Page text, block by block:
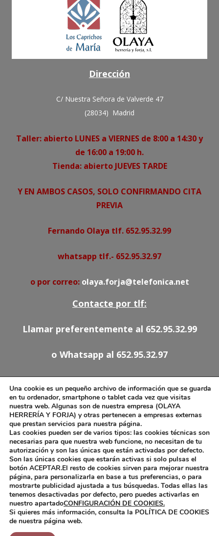
Dirección
C/ Nuestra Señora de Valverde 47
(28034) Madrid
Taller: abierto LUNES a VIERNES de 8:00 a 14:30 y
de 16:00 a 19:00 h.
Tienda: abierto JUEVES TARDE
Y EN AMBOS CASOS, SOLO CONFIRMANDO CITA
PREVIA
Fernando Olaya tlf. 652.95.32.99
whatsapp tlf.- 652.95.32.97
o por correo: olaya.forja@telefonica.net
Contacte por tlf:
Llamar preferentemente al 652.95.32.99
o Whatsapp al 652.95.32.97
91.527.54.78
652.95.32.97
olaya.forja@telefonica.net
Aviso Legal
Política de Cookies
Diseño web por Pinkstone™
Una cookie es un pequeño archivo de información que se guarda
en tu ordenador, smartphone o tablet cada vez que visitas
nuestra web. Algunas son de nuestra empresa (OLAYA
HERRERÍA Y FORJA) y otras pertenecen a empresas externas
que prestan servicios para nuestra página.
Las cookies pueden ser de varios tipos: las cookies técnicas son
necesarias para que nuestra web funcione, no necesitan de tu
autorización y son las únicas que están activadas por defecto.
Son las únicas cookies que estarán activas si solo pulsas el
botón ACEPTAR.El resto de cookies sirven para mejorar nuestra
página, para personalizarla en base a tus preferencias, o para
mostrarte publicidad ajustada a tus búsquedas. Todas ellas las
tenemos desactivadas por defecto, pero puedes activarlas en
nuestro apartadoCONFIGURACIÓN DE COOKIES.
Si quieres más información, consulta la POLÍTICA DE COOKIES
de nuestra página web.